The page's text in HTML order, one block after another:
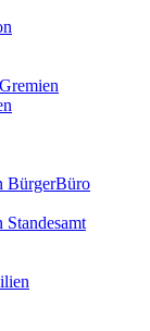
BürgerBüro
Standesamt